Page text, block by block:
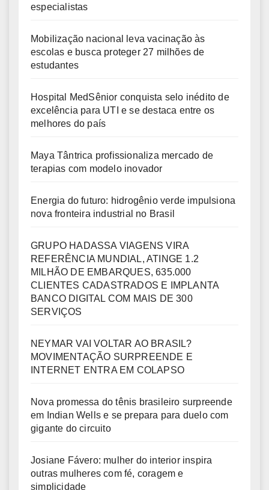
especialistas
Mobilização nacional leva vacinação às
escolas e busca proteger 27 milhões de
estudantes
Hospital MedSênior conquista selo inédito de
excelência para UTI e se destaca entre os
melhores do país
Maya Tântrica profissionaliza mercado de
terapias com modelo inovador
Energia do futuro: hidrogênio verde impulsiona
nova fronteira industrial no Brasil
GRUPO HADASSA VIAGENS VIRA
REFERÊNCIA MUNDIAL, ATINGE 1.2
MILHÃO DE EMBARQUES, 635.000
CLIENTES CADASTRADOS E IMPLANTA
BANCO DIGITAL COM MAIS DE 300
SERVIÇOS
NEYMAR VAI VOLTAR AO BRASIL?
MOVIMENTAÇÃO SURPREENDE E
INTERNET ENTRA EM COLAPSO
Nova promessa do tênis brasileiro surpreende
em Indian Wells e se prepara para duelo com
gigante do circuito
Josiane Fávero: mulher do interior inspira
outras mulheres com fé, coragem e
simplicidade